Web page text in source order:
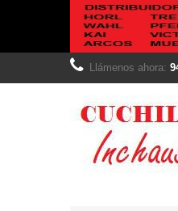
Llámenos ahora: